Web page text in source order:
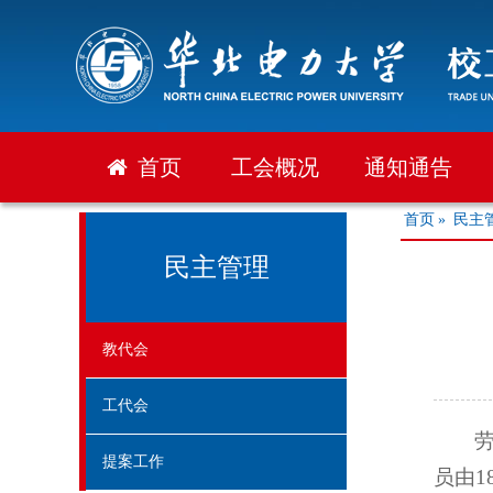
首页 工会概况 通知通告
民主管理
教代会
工代会
提案工作
首页 » 民主
员由